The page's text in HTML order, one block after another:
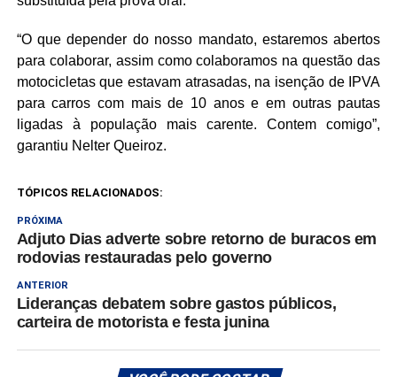
“O que depender do nosso mandato, estaremos abertos
para colaborar, assim como colaboramos na questão das
motocicletas que estavam atrasadas, na isenção de IPVA
para carros com mais de 10 anos e em outras pautas
ligadas à população mais carente. Contem comigo”,
garantiu Nelter Queiroz.
TÓPICOS RELACIONADOS:
PRÓXIMA
Adjuto Dias adverte sobre retorno de buracos em
rodovias restauradas pelo governo
ANTERIOR
Lideranças debatem sobre gastos públicos,
carteira de motorista e festa junina